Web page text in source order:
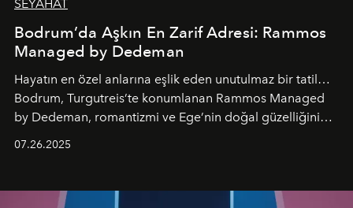
SEYAHAT
Bodrum’da Aşkın En Zarif Adresi: Rammos
Managed by Dedeman
Hayatın en özel anlarına eşlik eden unutulmaz bir tatil…
Bodrum, Turgutreis’te konumlanan Rammos Managed
by Dedeman, romantizmi ve Ege’nin doğal güzelliğini
07.26.2025